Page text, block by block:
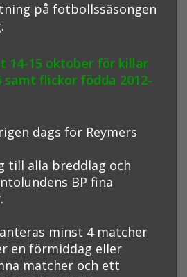
på fotbollssäsongen
14-15 oktober för killar
samt flickor födda 2012-
dags för Reymers
till alla breddlag och
BP fina
minst 4 matcher
en förmiddag eller
matcher och ett